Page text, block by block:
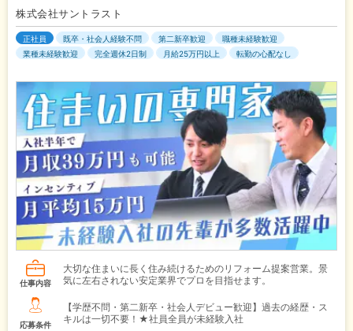
株式会社サントラスト
正社員 既卒・社会人経験不問 第二新卒歓迎
職種未経験歓迎
業種未経験歓迎
完全週休2日制 月給25万円以上 転勤の心配なし
仕事内容
大切な住まいに長く住み続けるためのリフォーム提案営業。景
気に左右されない安定業界でプロを目指せます。
応募条件
【学歴不問・第二新卒・社会人デビュー歓迎】過去の経歴・ス
キルは一切不要！★社員全員が未経験入社